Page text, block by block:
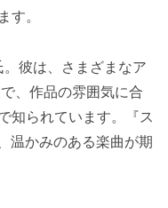
す。
彼は、さまざまなア
、作品の雰囲気に合
知られています。『ス
温かみのある楽曲が期